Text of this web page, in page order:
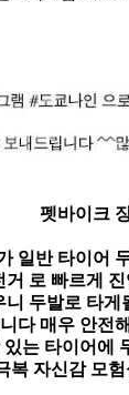
펫바이크
일반 타이어
거 로 빠르게
두발로 타게
다 매우 안전
는 타이어에
복 자신감 모